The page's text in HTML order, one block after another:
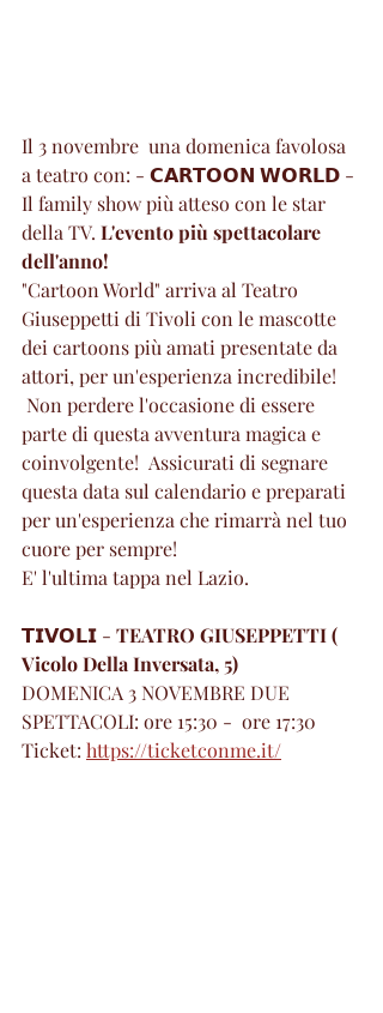
Il 3 novembre  una domenica favolosa
a teatro con: - 𝗖𝗔𝗥𝗧𝗢𝗢𝗡 𝗪𝗢𝗥𝗟𝗗 -
Il family show più atteso con le star
della TV. L'evento più spettacolare
dell'anno!
"Cartoon World" arriva al Teatro
Giuseppetti di Tivoli con le mascotte
dei cartoons più amati presentate da
attori, per un'esperienza incredibile!
Non perdere l'occasione di essere
parte di questa avventura magica e
coinvolgente!  Assicurati di segnare
questa data sul calendario e preparati
per un'esperienza che rimarrà nel tuo
cuore per sempre!
E' l'ultima tappa nel Lazio.
𝗧𝗜𝗩𝗢𝗟𝗜 - TEATRO GIUSEPPETTI (
Vicolo Della Inversata, 5)
DOMENICA 3 NOVEMBRE DUE
SPETTACOLI: ore 15:30 -  ore 17:30
Ticket: https://ticketconme.it/